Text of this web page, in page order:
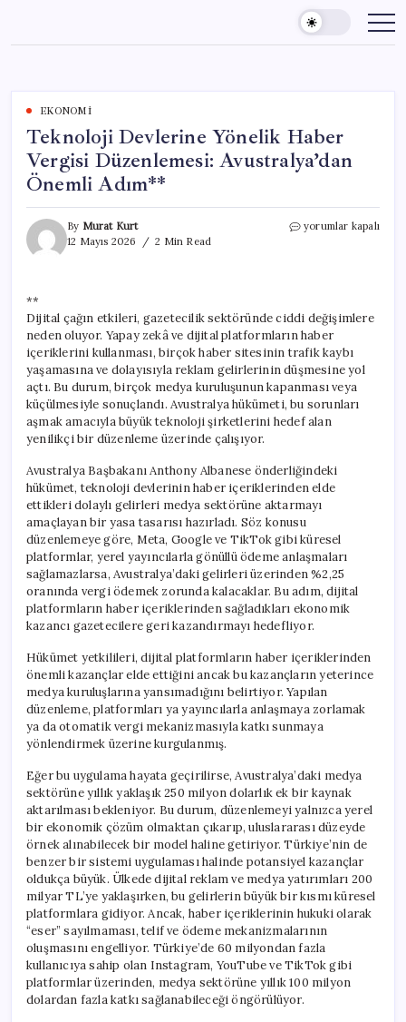
content
EKONOMI
Teknoloji Devlerine Yönelik Haber
Vergisi Düzenlemesi: Avustralya’dan
Önemli Adım**
By Murat Kurt
12 Mayıs 2026
2 Min Read
Teknoloji
Avustralya’dan
Önemli
Adım**
yorumlar kapalı
**
Dijital çağın etkileri, gazetecilik sektöründe ciddi değişimlere
neden oluyor. Yapay zekâ ve dijital platformların haber
içeriklerini kullanması, birçok haber sitesinin trafik kaybı
yaşamasına ve dolayısıyla reklam gelirlerinin düşmesine yol
açtı. Bu durum, birçok medya kuruluşunun kapanması veya
küçülmesiyle sonuçlandı. Avustralya hükümeti, bu sorunları
aşmak amacıyla büyük teknoloji şirketlerini hedef alan
yenilikçi bir düzenleme üzerinde çalışıyor.
Avustralya Başbakanı Anthony Albanese önderliğindeki
hükümet, teknoloji devlerinin haber içeriklerinden elde
ettikleri dolaylı gelirleri medya sektörüne aktarmayı
amaçlayan bir yasa tasarısı hazırladı. Söz konusu
düzenlemeye göre, Meta, Google ve TikTok gibi küresel
platformlar, yerel yayıncılarla gönüllü ödeme anlaşmaları
sağlamazlarsa, Avustralya’daki gelirleri üzerinden %2,25
oranında vergi ödemek zorunda kalacaklar. Bu adım, dijital
platformların haber içeriklerinden sağladıkları ekonomik
kazancı gazetecilere geri kazandırmayı hedefliyor.
Hükümet yetkilileri, dijital platformların haber içeriklerinden
önemli kazançlar elde ettiğini ancak bu kazançların yeterince
medya kuruluşlarına yansımadığını belirtiyor. Yapılan
düzenleme, platformları ya yayıncılarla anlaşmaya zorlamak
ya da otomatik vergi mekanizmasıyla katkı sunmaya
yönlendirmek üzerine kurgulanmış.
Eğer bu uygulama hayata geçirilirse, Avustralya’daki medya
sektörüne yıllık yaklaşık 250 milyon dolarlık ek bir kaynak
aktarılması bekleniyor. Bu durum, düzenlemeyi yalnızca yerel
bir ekonomik çözüm olmaktan çıkarıp, uluslararası düzeyde
örnek alınabilecek bir model haline getiriyor. Türkiye’nin de
benzer bir sistemi uygulaması halinde potansiyel kazançlar
oldukça büyük. Ülkede dijital reklam ve medya yatırımları 200
milyar TL’ye yaklaşırken, bu gelirlerin büyük bir kısmı küresel
platformlara gidiyor. Ancak, haber içeriklerinin hukuki olarak
“eser” sayılmaması, telif ve ödeme mekanizmalarının
oluşmasını engelliyor. Türkiye’de 60 milyondan fazla
kullanıcıya sahip olan Instagram, YouTube ve TikTok gibi
platformlar üzerinden, medya sektörüne yıllık 100 milyon
dolardan fazla katkı sağlanabileceği öngörülüyor.